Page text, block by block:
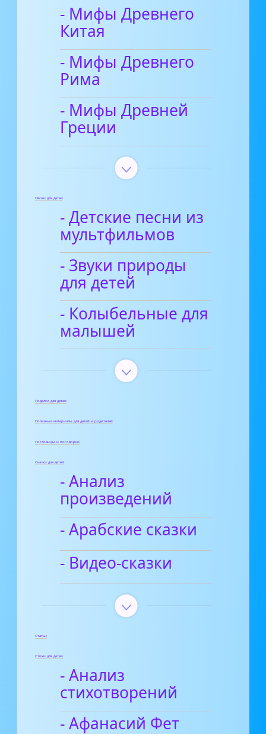
- Мифы Древнего
Китая
- Мифы Древнего
Рима
- Мифы Древней
Греции
Песни для детей
- Детские песни из
мультфильмов
- Звуки природы
для детей
- Колыбельные для
малышей
Поделки для детей
Полезные материалы для детей и родителей
Пословицы и поговорки
Сказки для детей
- Анализ
произведений
- Арабские сказки
- Видео-сказки
Статьи
Стихи для детей
- Анализ
стихотворений
- Афанасий Фет